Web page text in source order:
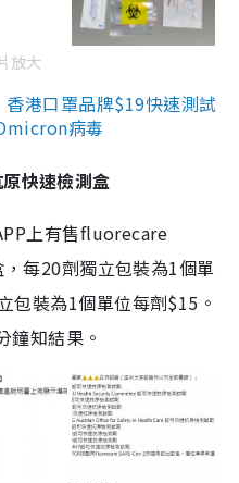
放大
港口罩品牌$19快速測試
病毒
快速檢測盒
上有售fluorecare
每20劑獨立包裝為1個單
包裝為1個單位每劑$15。
鐘知結果。